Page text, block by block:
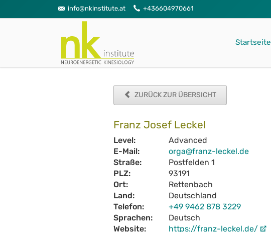
info@nkinstitute.at +436604970661
Startseite
ZURÜCK ZUR ÜBERSICHT
Franz Josef Leckel
Level:
Advanced
E-Mail:
orga@franz-leckel.de
Straße:
Postfelden 1
PLZ:
93191
Ort:
Rettenbach
Land:
Deutschland
Telefon:
+49 9462 878 3229
Sprachen:
Deutsch
Website:
https://franz-leckel.de/